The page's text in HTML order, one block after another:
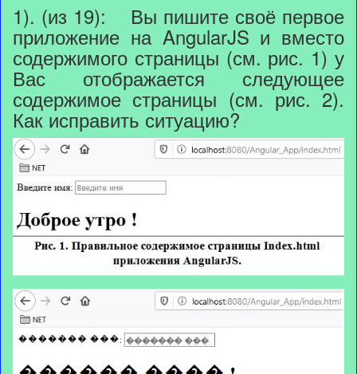
1). (из 19): Вы пишите своё первое
приложение на AngularJS и вместо
содержимого страницы (см. рис. 1) у
Вас отображается следующее
содержимое страницы (см. рис. 2).
Как исправить ситуацию?